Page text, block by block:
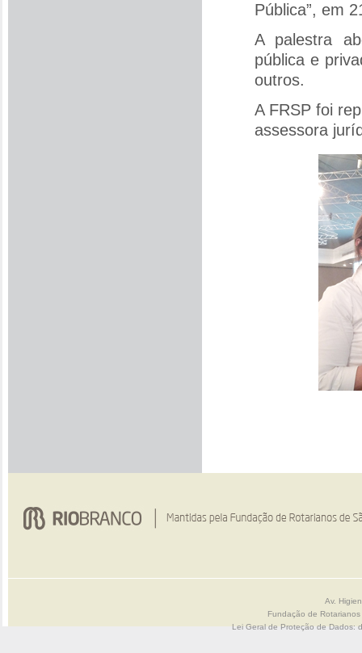
Pública”, em
A palestra
pública e
outros.
A FRSP foi
assessora
Av.
Fundação de
Lei Geral de Proteção de Dados: